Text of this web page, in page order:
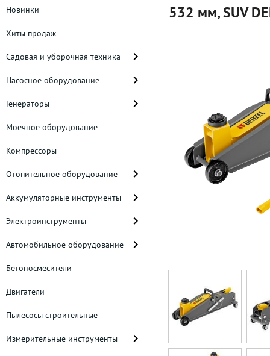
Новинки
Хиты продаж
Садовая и уборочная техника
Насосное оборудование
Генераторы
Моечное оборудование
Компрессоры
Отопительное оборудование
Аккумуляторные инструменты
Электроинструменты
Автомобильное оборудование
Бетоносмесители
Двигатели
Пылесосы строительные
Измерительные инструменты
532 мм, SUV